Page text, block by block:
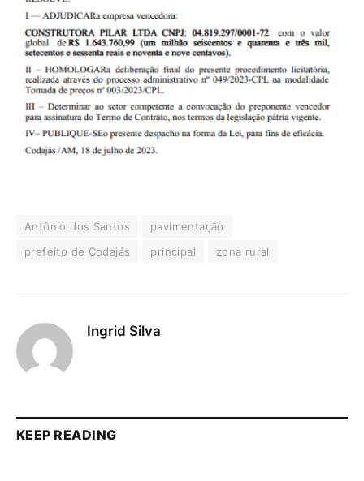
Antônio dos Santos
pavimentação
prefeito de Codajás
principal zona rural
Ingrid Silva
KEEP READING